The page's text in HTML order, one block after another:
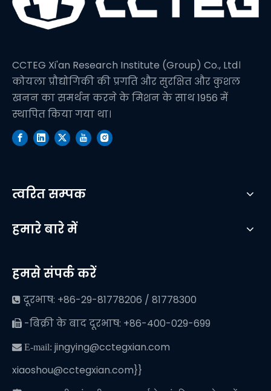
CCTEG Xi'an Research Institute (Group) Co., Ltd।
कोयला प्रौद्योगिकी की प्रगति और सुरक्षित और कुशल
खनन का समर्थन करने के मिशन के साथ 1956 में
स्थापित किया गया था।
त्वरित सम्पक
हमारे बारे में
हमसे संपर्क करें
 दूरभाष: +86-29-81778206 / 81778300
 -बिक्री के बाद दूरभाष: +86-400-029-699
 E-mail: jingying@cctegxian.com
xiaoshou@cctegxian.com}}